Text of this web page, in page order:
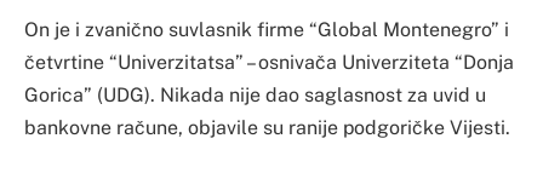
On je i zvanično suvlasnik firme “Global Montenegro” i
četvrtine “Univerzitatsa” – osnivača Univerziteta “Donja
Gorica” (UDG). Nikada nije dao saglasnost za uvid u
bankovne račune, objavile su ranije podgoričke Vijesti.